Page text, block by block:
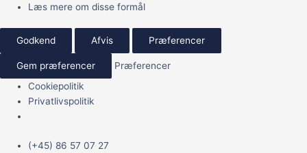
Læs mere om disse formål
Godkend Afvis Præferencer
Gem præferencer
Præferencer
Cookiepolitik
Privatlivspolitik
(+45) 86 57 07 27
MainFEED